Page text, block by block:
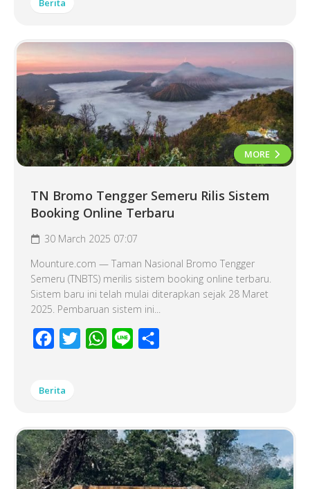
Berita
MORE
TN Bromo Tengger Semeru Rilis Sistem
Booking Online Terbaru
30 March 2025 07:07
Mounture.com — Taman Nasional Bromo Tengger
Semeru (TNBTS) merilis sistem booking online terbaru.
Sistem baru ini telah mulai diterapkan sejak 28 Maret
2025. Pembaruan sistem ini...
Facebook
Twitter WhatsApp
Line
Berita